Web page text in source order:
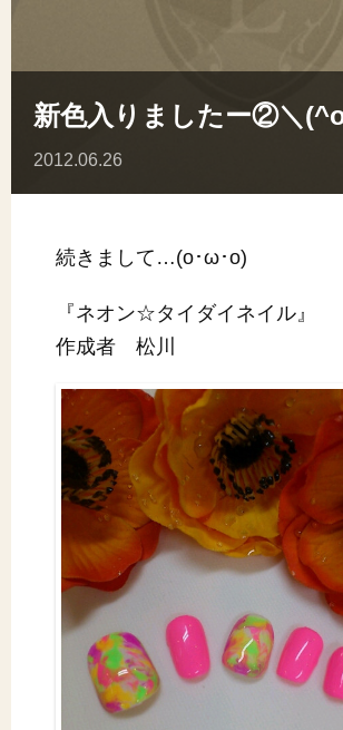
新色入りましたー②＼
2012.06.26
続きまして…(o･ω･o)
『ネオン☆タイダイネイル』
作成者 松川